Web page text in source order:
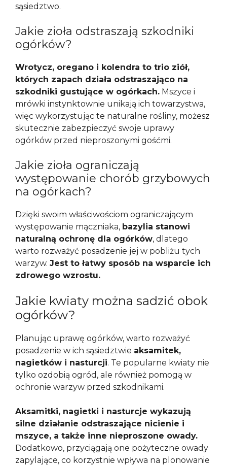
sąsiedztwo.
Jakie zioła odstraszają szkodniki
ogórków?
Wrotycz, oregano i kolendra to trio ziół,
których zapach działa odstraszająco na
szkodniki gustujące w ogórkach. Mszyce i
mrówki instynktownie unikają ich towarzystwa,
więc wykorzystując te naturalne rośliny, możesz
skutecznie zabezpieczyć swoje uprawy
ogórków przed nieproszonymi gośćmi.
Jakie zioła ograniczają
występowanie chorób grzybowych
na ogórkach?
Dzięki swoim właściwościom ograniczającym
występowanie mączniaka, bazylia stanowi
naturalną ochronę dla ogórków, dlatego
warto rozważyć posadzenie jej w pobliżu tych
warzyw. Jest to łatwy sposób na wsparcie ich
zdrowego wzrostu.
Jakie kwiaty można sadzić obok
ogórków?
Planując uprawę ogórków, warto rozważyć
posadzenie w ich sąsiedztwie aksamitek,
nagietków i nasturcji. Te popularne kwiaty nie
tylko ozdobią ogród, ale również pomogą w
ochronie warzyw przed szkodnikami.
Aksamitki, nagietki i nasturcje wykazują
silne działanie odstraszające nicienie i
mszyce, a także inne nieproszone owady.
Dodatkowo, przyciągają one pożyteczne owady
zapylające, co korzystnie wpływa na plonowanie